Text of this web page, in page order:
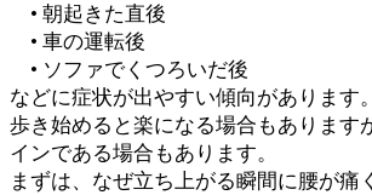
• 朝起きた直後
• 車の運転後
• ソファでくつろいだ後
などに症状が出やすい傾向があります。
歩き始めると楽になる場合もあります
インである場合もあります。
まずは、なぜ立ち上がる瞬間に腰が痛